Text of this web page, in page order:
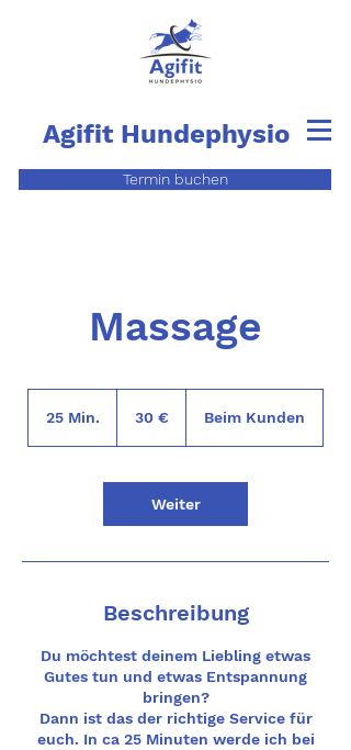
Termin buchen
Agifit Hundephysio
Massage
25 Min.
i
30 € Beim Kunden
Weiter
Beschreibung
Du möchtest deinem Liebling etwas
Gutes tun und etwas Entspannung
bringen?
Dann ist das der richtige Service für
euch. In ca 25 Minuten werde ich bei